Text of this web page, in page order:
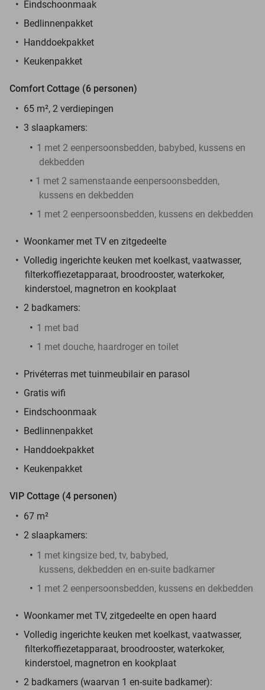
Eindschoonmaak
Bedlinnenpakket
Handdoekpakket
Keukenpakket
Comfort Cottage (6 personen)
65 m², 2 verdiepingen
3 slaapkamers:
1 met 2 eenpersoonsbedden, babybed, kussens en
dekbedden
1 met 2 samenstaande eenpersoonsbedden,
kussens en dekbedden
1 met 2 eenpersoonsbedden, kussens en dekbedden
Woonkamer met TV en zitgedeelte
Volledig ingerichte keuken met koelkast, vaatwasser,
filterkoffiezetapparaat, broodrooster, waterkoker,
kinderstoel, magnetron en kookplaat
2 badkamers:
1 met bad
1 met douche, haardroger en toilet
Privéterras met tuinmeubilair en parasol
Gratis wifi
Eindschoonmaak
Bedlinnenpakket
Handdoekpakket
Keukenpakket
VIP Cottage (4 personen)
67 m²
2 slaapkamers:
1 met kingsize bed, tv, babybed,
kussens, dekbedden en en-suite badkamer
1 met 2 eenpersoonsbedden, kussens en dekbedden
Woonkamer met TV, zitgedeelte en open haard
Volledig ingerichte keuken met koelkast, vaatwasser,
filterkoffiezetapparaat, broodrooster, waterkoker,
kinderstoel, magnetron en kookplaat
2 badkamers (waarvan 1 en-suite badkamer):